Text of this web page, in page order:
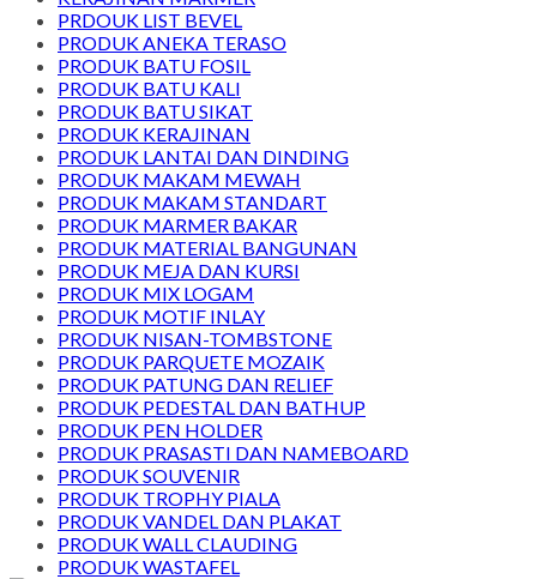
PRDOUK LIST BEVEL
PRODUK ANEKA TERASO
PRODUK BATU FOSIL
PRODUK BATU KALI
PRODUK BATU SIKAT
PRODUK KERAJINAN
PRODUK LANTAI DAN DINDING
PRODUK MAKAM MEWAH
PRODUK MAKAM STANDART
PRODUK MARMER BAKAR
PRODUK MATERIAL BANGUNAN
PRODUK MEJA DAN KURSI
PRODUK MIX LOGAM
PRODUK MOTIF INLAY
PRODUK NISAN-TOMBSTONE
PRODUK PARQUETE MOZAIK
PRODUK PATUNG DAN RELIEF
PRODUK PEDESTAL DAN BATHUP
PRODUK PEN HOLDER
PRODUK PRASASTI DAN NAMEBOARD
PRODUK SOUVENIR
PRODUK TROPHY PIALA
PRODUK VANDEL DAN PLAKAT
PRODUK WALL CLAUDING
PRODUK WASTAFEL